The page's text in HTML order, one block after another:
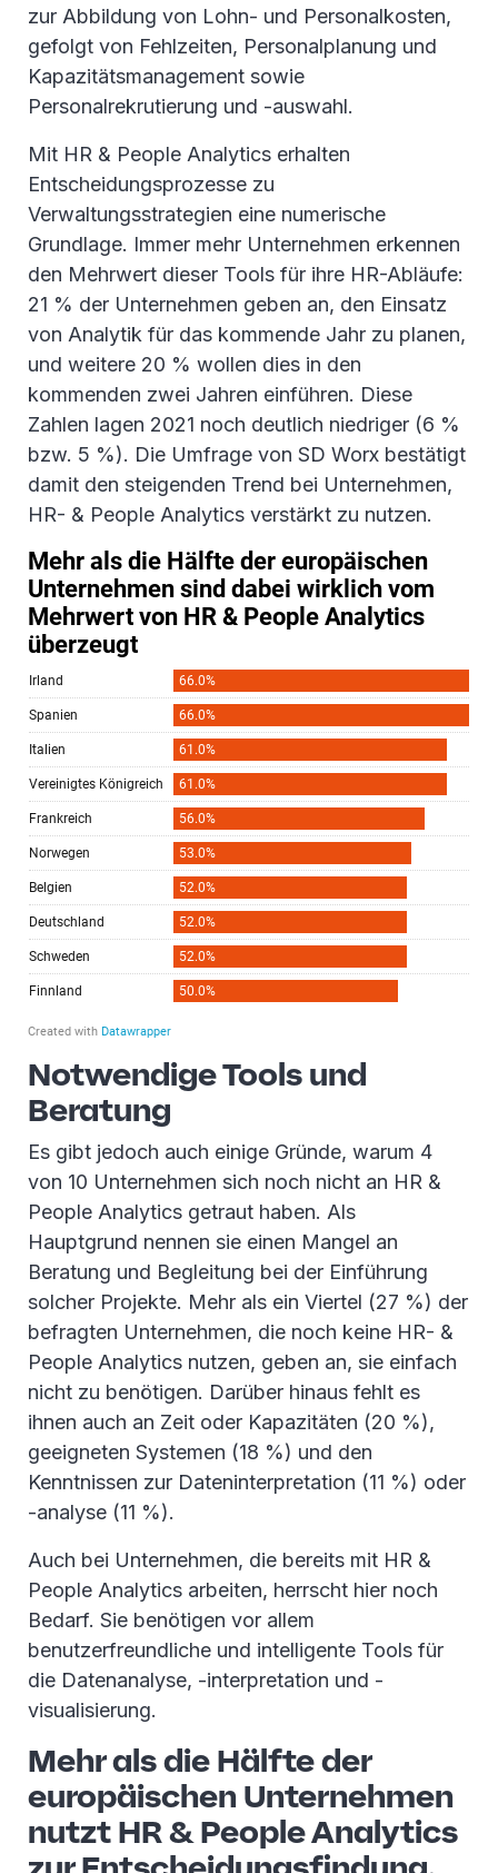
zur Abbildung von Lohn- und Personalkosten,
gefolgt von Fehlzeiten, Personalplanung und
Kapazitätsmanagement sowie
Personalrekrutierung und -auswahl.
Mit HR & People Analytics erhalten
Entscheidungsprozesse zu
Verwaltungsstrategien eine numerische
Grundlage. Immer mehr Unternehmen erkennen
den Mehrwert dieser Tools für ihre HR-Abläufe:
21 % der Unternehmen geben an, den Einsatz
von Analytik für das kommende Jahr zu planen,
und weitere 20 % wollen dies in den
kommenden zwei Jahren einführen. Diese
Zahlen lagen 2021 noch deutlich niedriger (6 %
bzw. 5 %). Die Umfrage von SD Worx bestätigt
damit den steigenden Trend bei Unternehmen,
HR- & People Analytics verstärkt zu nutzen.
Notwendige Tools und
Beratung
Es gibt jedoch auch einige Gründe, warum 4
von 10 Unternehmen sich noch nicht an HR &
People Analytics getraut haben. Als
Hauptgrund nennen sie einen Mangel an
Beratung und Begleitung bei der Einführung
solcher Projekte. Mehr als ein Viertel (27 %) der
befragten Unternehmen, die noch keine HR- &
People Analytics nutzen, geben an, sie einfach
nicht zu benötigen. Darüber hinaus fehlt es
ihnen auch an Zeit oder Kapazitäten (20 %),
geeigneten Systemen (18 %) und den
Kenntnissen zur Dateninterpretation (11 %) oder
-analyse (11 %).
Auch bei Unternehmen, die bereits mit HR &
People Analytics arbeiten, herrscht hier noch
Bedarf. Sie benötigen vor allem
benutzerfreundliche und intelligente Tools für
die Datenanalyse, -interpretation und -
visualisierung.
Mehr als die Hälfte der
europäischen Unternehmen
nutzt HR & People Analytics